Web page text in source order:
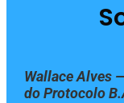
Wallace Alves
do Protocolo